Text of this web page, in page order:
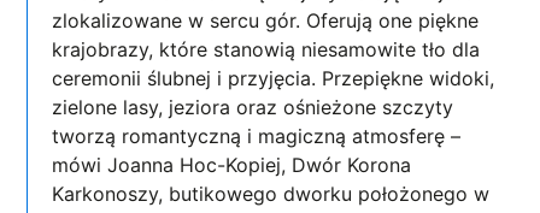
zlokalizowane w sercu gór. Oferują one piękne
krajobrazy, które stanowią niesamowite tło dla
ceremonii ślubnej i przyjęcia. Przepiękne widoki,
zielone lasy, jeziora oraz ośnieżone szczyty
tworzą romantyczną i magiczną atmosferę –
mówi Joanna Hoc-Kopiej, Dwór Korona
Karkonoszy, butikowego dworku położonego w